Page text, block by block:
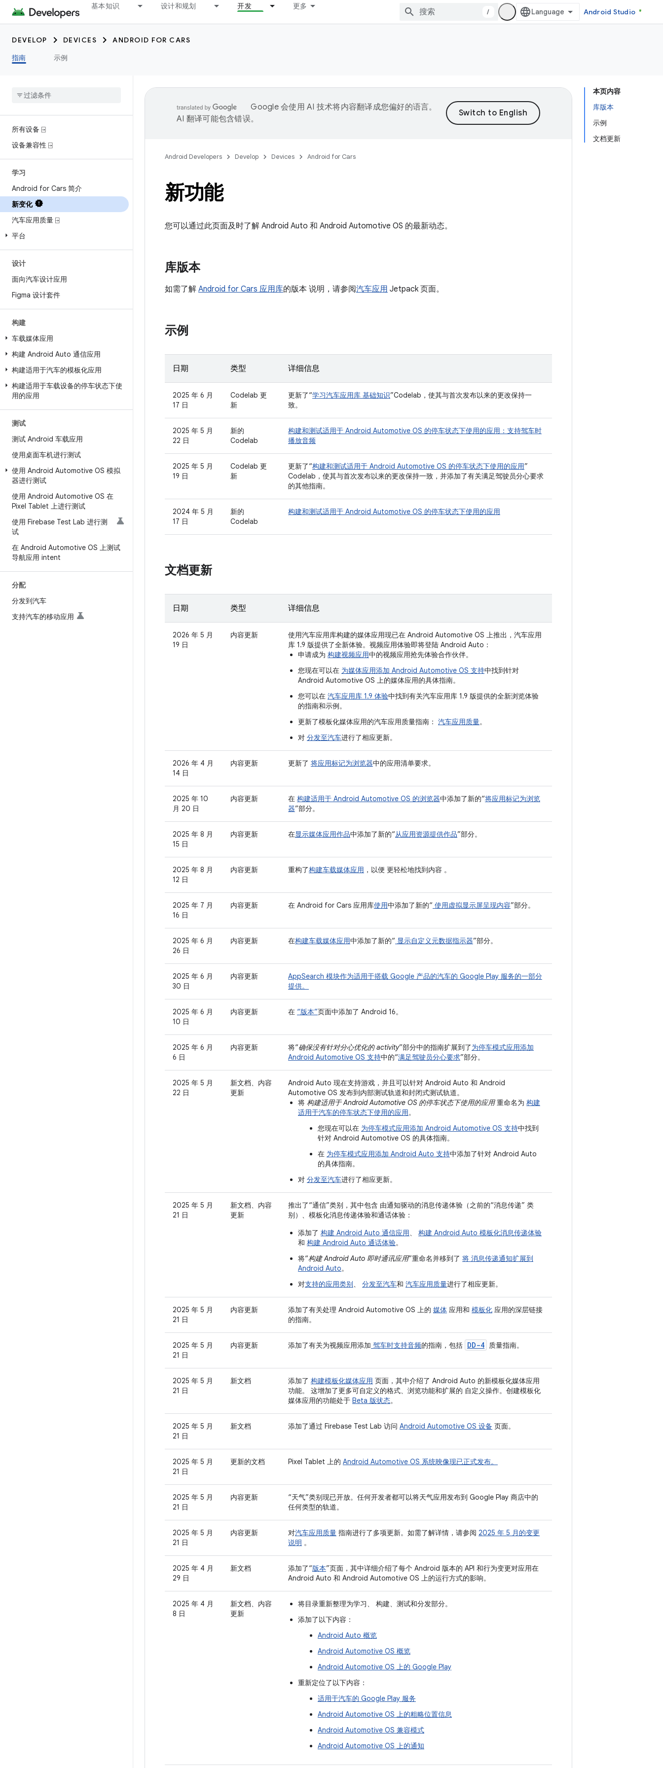
基本知识 设计和规划 开发 更多
/ Android Studio
DEVELOP DEVICES
ANDROID FOR CARS
指南
示例
所有设备 ⍈
设备兼容性 ⍈
学习
Android for Cars 简介
新变化
汽车应用质量 ⍈
平台
设计
面向汽车设计应用
Figma 设计套件
构建
车载媒体应用
构建 Android Auto 通信应用
构建适用于汽车的模板化应用
构建适用于车载设备的停车状态下使
用的应用
测试
测试 Android 车载应用
使用桌面车机进行测试
使用 Android Automotive OS 模拟
器进行测试
使用 Android Automotive OS 在
Pixel Tablet 上进行测试
使用 Firebase Test Lab 进行测
试
在 Android Automotive OS 上测试
导航应用 intent
分配
分发到汽车
支持汽车的移动应用
本页内容
库版本
示例
文档更新
Google 会使用 AI 技术将内容翻译成您偏好的语言。
AI 翻译可能包含错误。
Android Developers Develop Devices Android for Cars
新功能
您可以通过此页面及时了解 Android Auto 和 Android Automotive OS 的最新动态。
库版本
如需了解 Android for Cars 应用库的版本 说明，请参阅汽车应用 Jetpack 页面。
示例
日期 类型 详细信息
2025 年 6 月
17 日
Codelab 更
新
更新了“学习汽车应用库 基础知识”Codelab，使其与首次发布以来的更改保持一
致。
2025 年 5 月
22 日
新的
Codelab
构建和测试适用于 Android Automotive OS 的停车状态下使用的应用：支持驾车时
播放音频
2025 年 5 月
19 日
Codelab 更
新
更新了“构建和测试适用于 Android Automotive OS 的停车状态下使用的应用”
Codelab，使其与首次发布以来的更改保持一致，并添加了有关满足驾驶员分心要求
的其他指南。
2024 年 5 月
17 日
新的
Codelab
构建和测试适用于 Android Automotive OS 的停车状态下使用的应用
文档更新
日期 类型 详细信息
2026 年 5 月
19 日
内容更新
使用汽车应用库构建的媒体应用现已在 Android Automotive OS 上推出，汽车应用
库 1.9 版提供了全新体验。视频应用体验即将登陆 Android Auto：
申请成为 构建视频应用中的视频应用抢先体验合作伙伴。
您现在可以在 为媒体应用添加 Android Automotive OS 支持中找到针对
Android Automotive OS 上的媒体应用的具体指南。
您可以在 汽车应用库 1.9 体验中找到有关汽车应用库 1.9 版提供的全新浏览体验
的指南和示例。
更新了模板化媒体应用的汽车应用质量指南： 汽车应用质量。
对 分发至汽车进行了相应更新。
2026 年 4 月
14 日
内容更新 更新了 将应用标记为浏览器中的应用清单要求。
2025 年 10
月 20 日
内容更新 在 构建适用于 Android Automotive OS 的浏览器中添加了新的“将应用标记为浏览
器”部分。
2025 年 8 月
15 日
内容更新 在显示媒体应用作品中添加了新的“从应用资源提供作品”部分。
2025 年 8 月
12 日
内容更新 重构了构建车载媒体应用 ，以便 更轻松地找到内容 。
2025 年 7 月
16 日
内容更新 在 Android for Cars 应用库使用中添加了新的“ 使用虚拟显示屏呈现内容”部分。
2025 年 6 月
26 日
内容更新 在构建车载媒体应用中添加了新的“ 显示自定义元数据指示器”部分。
2025 年 6 月
30 日
内容更新
AppSearch 模块作为适用于搭载 Google 产品的汽车的 Google Play 服务的一部分
提供。
2025 年 6 月
10 日
内容更新 在 “版本”页面中添加了 Android 16。
2025 年 6 月
6 日
内容更新 将“确保没有针对分心优化的 activity”部分中的指南扩展到了为停车模式应用添加
Android Automotive OS 支持中的“满足驾驶员分心要求”部分。
2025 年 5 月
22 日
新文档、内容
更新
Android Auto 现在支持游戏，并且可以针对 Android Auto 和 Android
Automotive OS 发布到内部测试轨道和封闭式测试轨道。
将 构建适用于 Android Automotive OS 的停车状态下使用的应用重命名为 构建
适用于汽车的停车状态下使用的应用。
您现在可以在 为停车模式应用添加 Android Automotive OS 支持中找到
针对 Android Automotive OS 的具体指南。
在 为停车模式应用添加 Android Auto 支持中添加了针对 Android Auto
的具体指南。
对 分发至汽车进行了相应更新。
2025 年 5 月
21 日
新文档、内容
更新
推出了“通信”类别，其中包含 由通知驱动的消息传递体验（之前的“消息传递” 类
别）、模板化消息传递体验和通话体验：
添加了 构建 Android Auto 通信应用、 构建 Android Auto 模板化消息传递体验
和 构建 Android Auto 通话体验。
将“构建 Android Auto 即时通讯应用”重命名并移到了 将 消息传递通知扩展到
Android Auto。
对支持的应用类别、 分发至汽车和 汽车应用质量进行了相应更新。
2025 年 5 月
21 日
内容更新 添加了有关处理 Android Automotive OS 上的 媒体 应用和 模板化 应用的深层链接
的指南。
2025 年 5 月
21 日
内容更新 添加了有关为视频应用添加 驾车时支持音频的指南，包括 DD-4 质量指南。
2025 年 5 月
21 日
新文档 添加了 构建模板化媒体应用 页面，其中介绍了 Android Auto 的新模板化媒体应用
功能。 这增加了更多可自定义的格式、浏览功能和扩展的 自定义操作。创建模板化
媒体应用的功能处于 Beta 版状态。
2025 年 5 月
21 日
新文档 添加了通过 Firebase Test Lab 访问 Android Automotive OS 设备 页面。
2025 年 5 月
21 日
更新的文档 Pixel Tablet 上的 Android Automotive OS 系统映像现已正式发布。
2025 年 5 月
21 日
内容更新
“天气”类别现已开放。任何开发者都可以将天气应用发布到 Google Play 商店中的
任何类型的轨道。
2025 年 5 月
21 日
内容更新 对汽车应用质量 指南进行了多项更新。如需了解详情，请参阅 2025 年 5 月的变更
说明 。
2025 年 4 月
29 日
新文档 添加了“版本”页面，其中详细介绍了每个 Android 版本的 API 和行为变更对应用在
Android Auto 和 Android Automotive OS 上的运行方式的影响。
2025 年 4 月
8 日
新文档、内容
更新
将目录重新整理为学习、 构建、 测试和分发部分。
添加了以下内容：
Android Auto 概览
Android Automotive OS 概览
Android Automotive OS 上的 Google Play
重新定位了以下内容：
适用于汽车的 Google Play 服务
Android Automotive OS 上的粗略位置信息
Android Automotive OS 兼容模式
Android Automotive OS 上的通知